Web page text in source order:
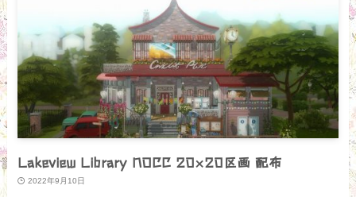
Lakeview Library NOCC 20×20区画 配布
2022年9月10日